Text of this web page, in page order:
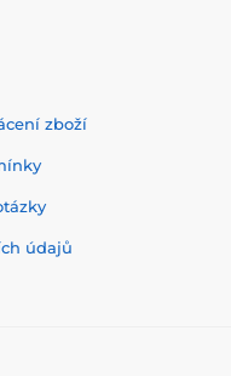
zboží
údajů